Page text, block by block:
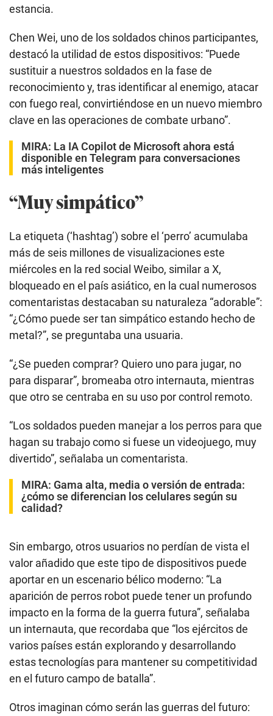
estancia.
Chen Wei, uno de los soldados chinos participantes,
destacó la utilidad de estos dispositivos: “Puede
sustituir a nuestros soldados en la fase de
reconocimiento y, tras identificar al enemigo, atacar
con fuego real, convirtiéndose en un nuevo miembro
clave en las operaciones de combate urbano”.
MIRA: La IA Copilot de Microsoft ahora está
disponible en Telegram para conversaciones
más inteligentes
“Muy simpático”
La etiqueta (‘hashtag’) sobre el ‘perro’ acumulaba
más de seis millones de visualizaciones este
miércoles en la red social Weibo, similar a X,
bloqueado en el país asiático, en la cual numerosos
comentaristas destacaban su naturaleza “adorable”:
“¿Cómo puede ser tan simpático estando hecho de
metal?”, se preguntaba una usuaria.
“¿Se pueden comprar? Quiero uno para jugar, no
para disparar”, bromeaba otro internauta, mientras
que otro se centraba en su uso por control remoto.
“Los soldados pueden manejar a los perros para que
hagan su trabajo como si fuese un videojuego, muy
divertido”, señalaba un comentarista.
MIRA: Gama alta, media o versión de entrada:
¿cómo se diferencian los celulares según su
calidad?
Sin embargo, otros usuarios no perdían de vista el
valor añadido que este tipo de dispositivos puede
aportar en un escenario bélico moderno: “La
aparición de perros robot puede tener un profundo
impacto en la forma de la guerra futura”, señalaba
un internauta, que recordaba que “los ejércitos de
varios países están explorando y desarrollando
estas tecnologías para mantener su competitividad
en el futuro campo de batalla”.
Otros imaginan cómo serán las guerras del futuro: